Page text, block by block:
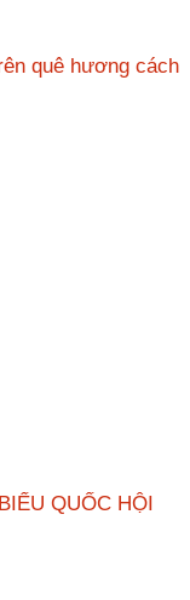
quê hương cách
QUỐC HỘI